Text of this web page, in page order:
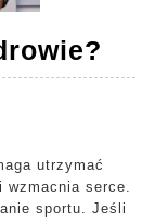
utrzymać
wzmacnia serce.
sportu. Jeśli